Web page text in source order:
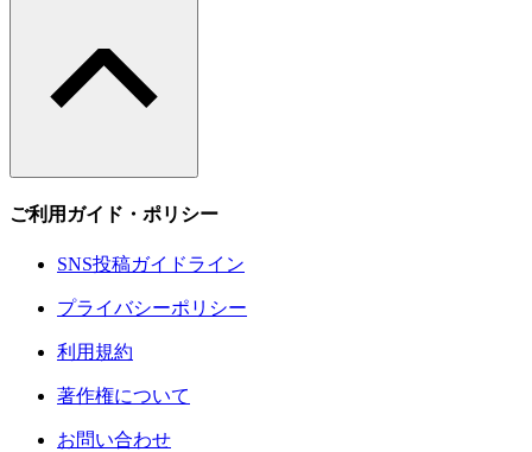
ご利用ガイド・ポリシー
SNS投稿ガイドライン
プライバシーポリシー
利用規約
著作権について
お問い合わせ